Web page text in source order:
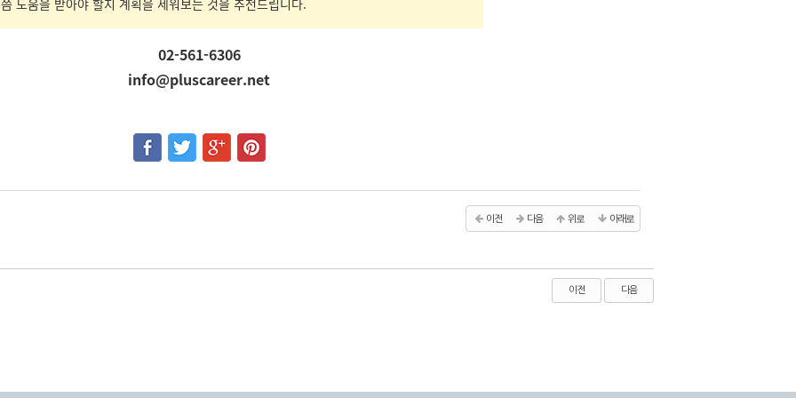
도움을 받아야 할지 계획을 세워보는 것을 추천드립니다.
02-561-6306
info@pluscareer.net
이전 다음 위로 아래로
이전 다음